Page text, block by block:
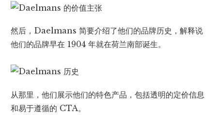
然后，Daelmans 简要介绍了他们的品牌历史，解释说
他们的品牌早在 1904 年就在荷兰南部诞生。
从那里，他们展示他们的特色产品，包括透明的定价信息
和易于遵循的 CTA。